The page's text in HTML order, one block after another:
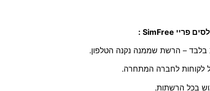
בלבד – הרשת שממנה נקנה הטלפון.
לקוחות לחברה המתחרה.